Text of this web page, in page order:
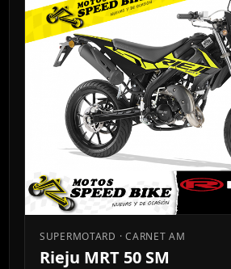
SUPERMOTARD · CARNET AM
Rieju MRT 50 SM